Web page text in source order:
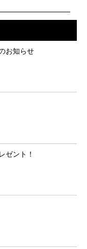
お知らせ
ゼント！